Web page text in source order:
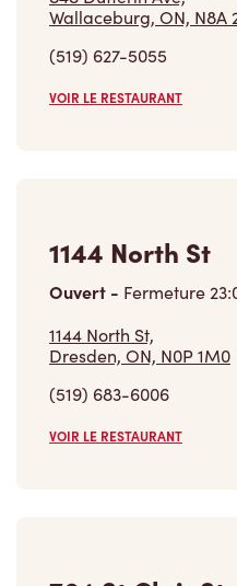
(519) 627-5055
VOIR LE RESTAURANT
Ouvert -Fermeture
1144 North St,
Dresden, ON, N0P 1M0
(519) 683-6006
VOIR LE RESTAURANT